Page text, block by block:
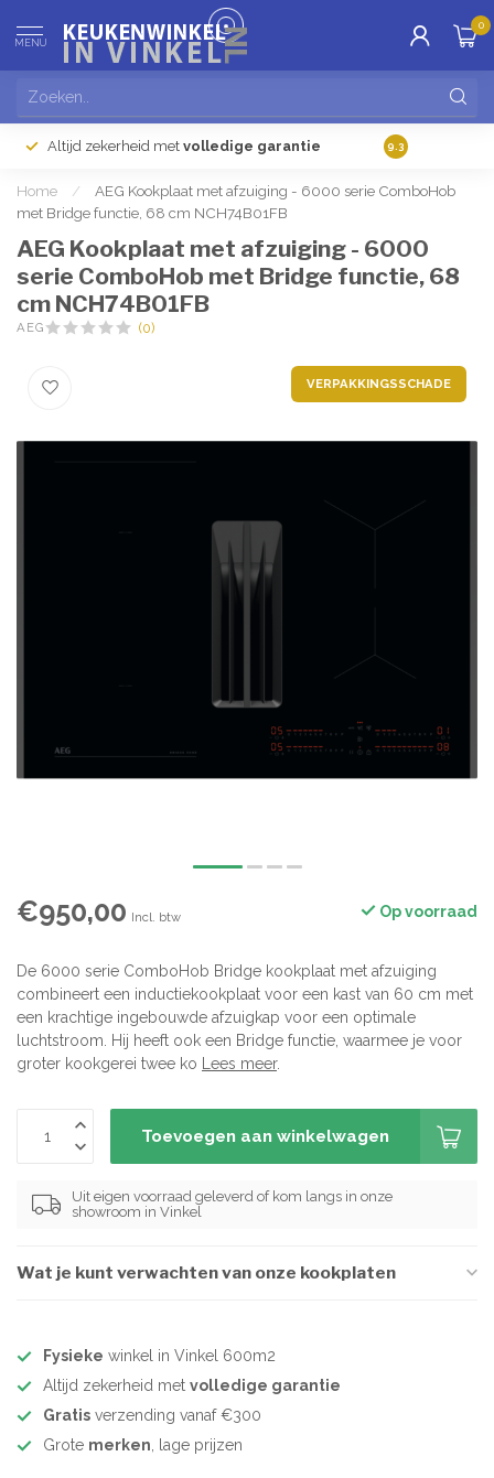
MENU
0
Altijd zekerheid met volledige garantie Gratis
9.3
Home /
AEG Kookplaat met afzuiging - 6000 serie ComboHob
met Bridge functie, 68 cm NCH74B01FB
AEG Kookplaat met afzuiging - 6000
serie ComboHob met Bridge functie, 68
cm NCH74B01FB
AEG (0)
VERPAKKINGSSCHADE
€950,00 Incl. btw Op voorraad
De 6000 serie ComboHob Bridge kookplaat met afzuiging
combineert een inductiekookplaat voor een kast van 60 cm met
een krachtige ingebouwde afzuigkap voor een optimale
luchtstroom. Hij heeft ook een Bridge functie, waarmee je voor
groter kookgerei twee ko Lees meer.
Toevoegen aan winkelwagen
Uit eigen voorraad geleverd of kom langs in onze
showroom in Vinkel
Wat je kunt verwachten van onze kookplaten
Fysieke winkel in Vinkel 600m2
Altijd zekerheid met volledige garantie
Gratis verzending vanaf €300
Grote merken, lage prijzen